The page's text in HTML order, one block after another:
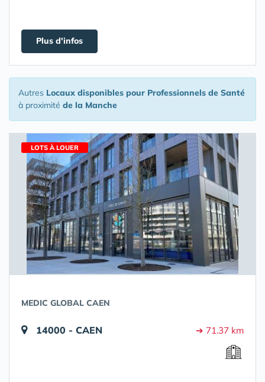
Plus d'infos
Autres Locaux disponibles pour Professionnels de Santé
à proximité de la Manche
LOTS À LOUER
MEDIC GLOBAL CAEN
14000 - CAEN ➔ 71.37 km